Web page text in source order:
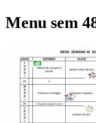
Menu sem